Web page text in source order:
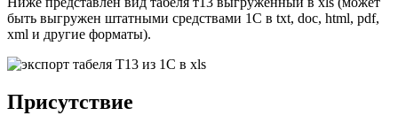
быть выгружен штатными средствами 1С в txt, doc, html, pdf,
xml и другие форматы).
Присутствие